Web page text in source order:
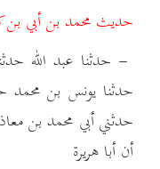
حديث محمد بن أبي بن
- حدثنا عبد الله
حدثنا يونس بن محمد
حدثني أبي محمد بن
أن أبا هريرة